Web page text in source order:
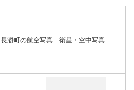
長瀞町の航空写真｜衛星・空中写真